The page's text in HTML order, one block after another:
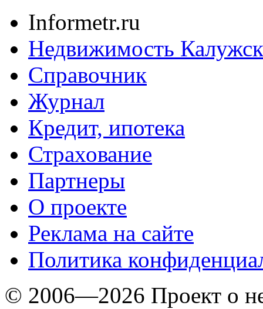
Informetr.ru
Недвижимость
Справочник
Журнал
Кредит, ипотека
Страхование
Партнеры
O проекте
Реклама на сайте
Политика
© 2006—2026 Проект о